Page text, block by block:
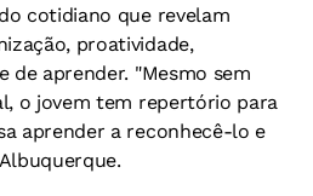
cotidiano que revelam
proatividade,
de aprender. "Mesmo sem
o jovem tem repertório para
aprender a reconhecê-lo e